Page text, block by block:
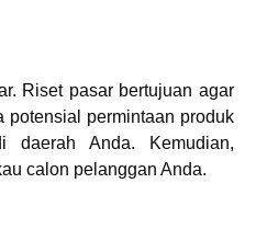
Riset pasar bertujuan agar
potensial permintaan produk
daerah Anda. Kemudian,
calon pelanggan Anda.